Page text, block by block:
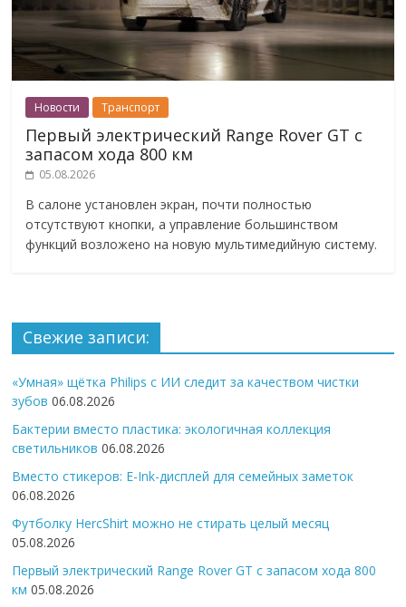
Новости Транспорт
Первый электрический Range Rover GT с
запасом хода 800 км
05.08.2026
В салоне установлен экран, почти полностью
отсутствуют кнопки, а управление большинством
функций возложено на новую мультимедийную систему.
Свежие записи:
«Умная» щётка Philips с ИИ следит за качеством чистки
зубов 06.08.2026
Бактерии вместо пластика: экологичная коллекция
светильников 06.08.2026
Вместо стикеров: E-Ink-дисплей для семейных заметок
06.08.2026
Футболку HercShirt можно не стирать целый месяц
05.08.2026
Первый электрический Range Rover GT с запасом хода 800
км 05.08.2026